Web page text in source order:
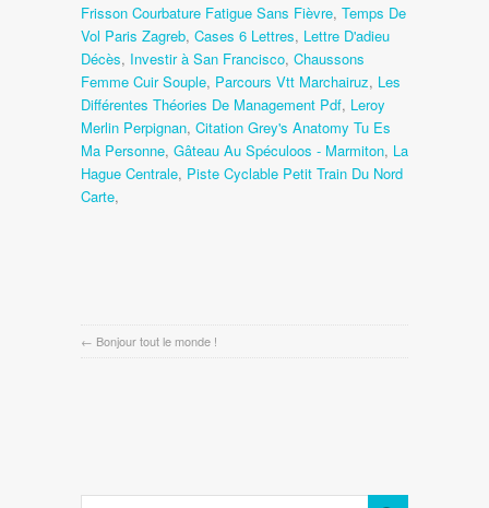
Frisson Courbature Fatigue Sans Fièvre, Temps De
Vol Paris Zagreb, Cases 6 Lettres, Lettre D'adieu
Décès, Investir à San Francisco, Chaussons
Femme Cuir Souple, Parcours Vtt Marchairuz, Les
Différentes Théories De Management Pdf, Leroy
Merlin Perpignan, Citation Grey's Anatomy Tu Es
Ma Personne, Gâteau Au Spéculoos - Marmiton, La
Hague Centrale, Piste Cyclable Petit Train Du Nord
Carte,
← Bonjour tout le monde !